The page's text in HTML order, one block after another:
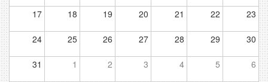
17 18 19 20 21 22 23
24 25 26 27 28 29 30
31 1 2 3 4 5 6